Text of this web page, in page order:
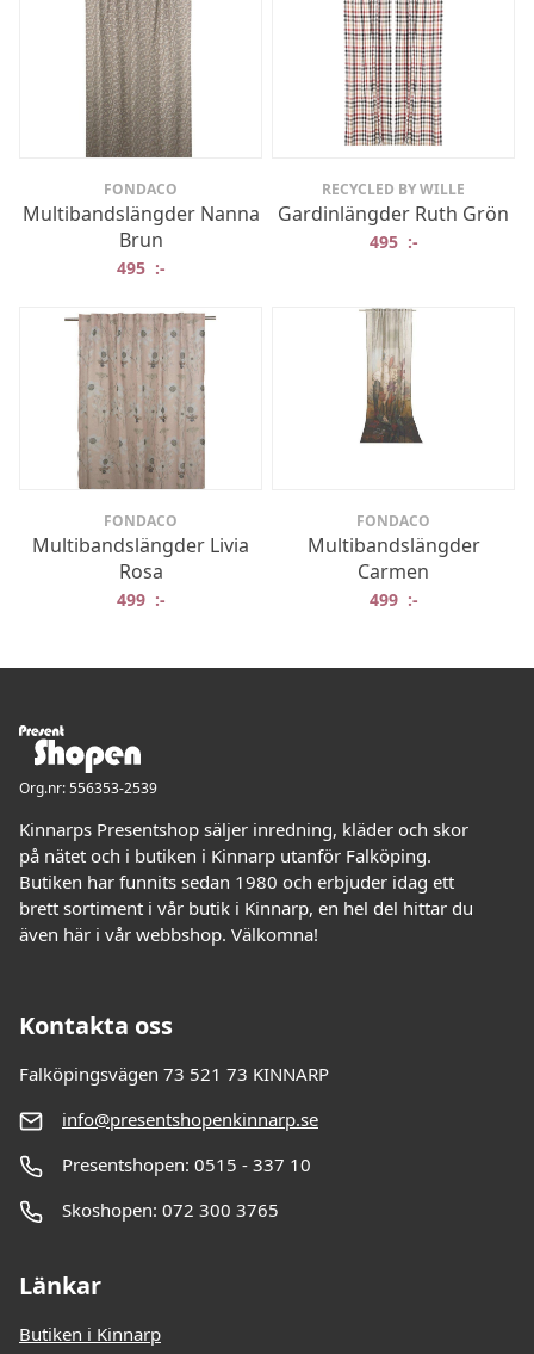
FONDACO
Multibandslängder Nanna
Brun
495 :-
RECYCLED BY WILLE
Gardinlängder Ruth Grön
495 :-
FONDACO
Multibandslängder Livia
Rosa
499 :-
FONDACO
Multibandslängder
Carmen
499 :-
Org.nr: 556353-2539
Kinnarps Presentshop säljer inredning, kläder och skor
på nätet och i butiken i Kinnarp utanför Falköping.
Butiken har funnits sedan 1980 och erbjuder idag ett
brett sortiment i vår butik i Kinnarp, en hel del hittar du
även här i vår webbshop. Välkomna!
Kontakta oss
Falköpingsvägen 73 521 73 KINNARP
info@presentshopenkinnarp.se
Presentshopen: 0515 - 337 10
Skoshopen: 072 300 3765
Länkar
Butiken i Kinnarp